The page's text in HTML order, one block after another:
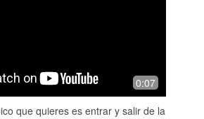
0:07
que quieres es entrar y salir de la